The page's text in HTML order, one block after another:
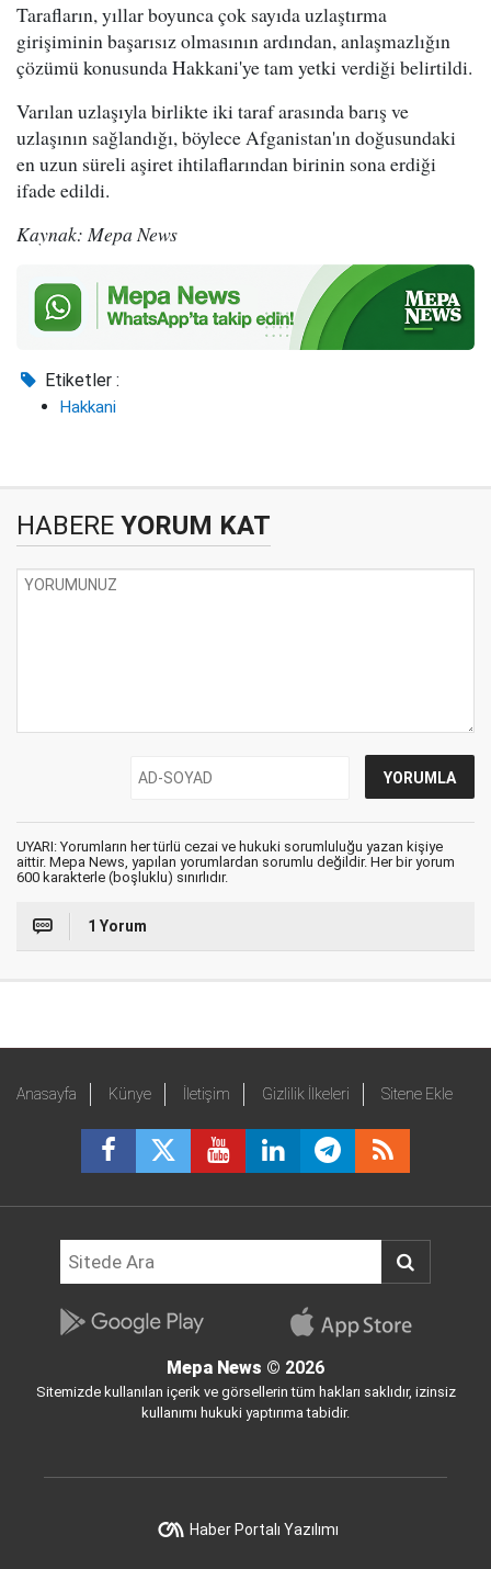
Tarafların, yıllar boyunca çok sayıda uzlaştırma
girişiminin başarısız olmasının ardından, anlaşmazlığın
çözümü konusunda Hakkani'ye tam yetki verdiği belirtildi.
Varılan uzlaşıyla birlikte iki taraf arasında barış ve
uzlaşının sağlandığı, böylece Afganistan'ın doğusundaki
en uzun süreli aşiret ihtilaflarından birinin sona erdiği
ifade edildi.
Kaynak: Mepa News
Etiketler :
Hakkani
HABERE YORUM KAT
UYARI: Yorumların her türlü cezai ve hukuki sorumluluğu yazan kişiye
aittir. Mepa News, yapılan yorumlardan sorumlu değildir. Her bir yorum
600 karakterle (boşluklu) sınırlıdır.
1 Yorum
Anasayfa Künye İletişim Gizlilik İlkeleri Sitene Ekle
Mepa News © 2026
Sitemizde kullanılan içerik ve görsellerin tüm hakları saklıdır, izinsiz
kullanımı hukuki yaptırıma tabidir.
Haber Portalı Yazılımı